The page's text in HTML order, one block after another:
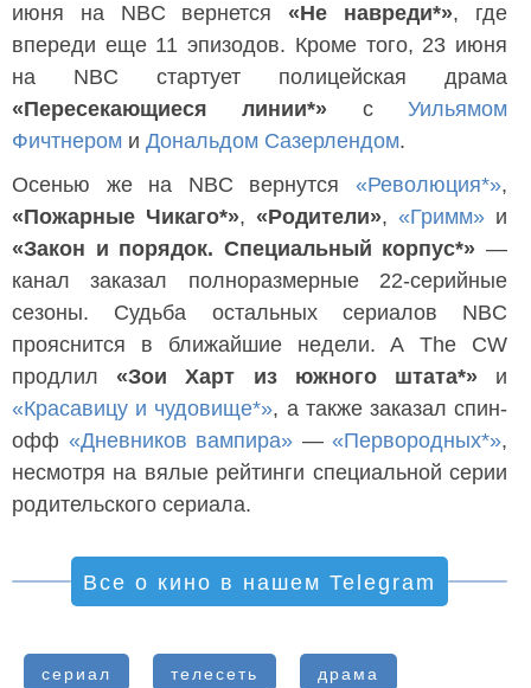
июня на NBC вернется«Не навреди*», где
впереди еще 11 эпизодов. Кроме того, 23 июня
на NBC стартует полицейская драма
«Пересекающиеся линии*» сУильямом
Фичтнером и Дональдом Сазерлендом.
Осенью же на NBC вернутся «Революция*»,
«Пожарные Чикаго*», «Родители», «Гримм» и
«Закон и порядок. Специальный корпус*» —
канал заказал полноразмерные 22-серийные
сезоны. Судьба остальных сериалов NBC
прояснится в ближайшие недели. А The CW
продлил«Зои Харт из южного штата*»и
«Красавицу и чудовище*», а также заказал спин-
офф «Дневников вампира» — «Первородных*»,
несмотря на вялые рейтинги специальной серии
родительского сериала.
Все о кино в нашем Telegram
сериал телесеть драма